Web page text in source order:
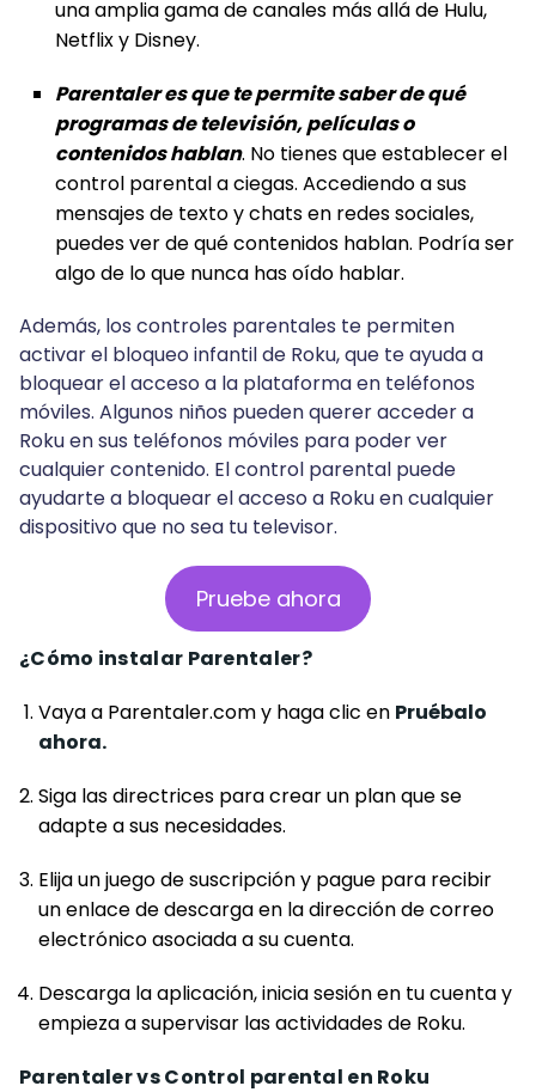
una amplia gama de canales más allá de Hulu,
Netflix y Disney.
Parentaler es que te permite saber de qué
programas de televisión, películas o
contenidos hablan. No tienes que establecer el
control parental a ciegas. Accediendo a sus
mensajes de texto y chats en redes sociales,
puedes ver de qué contenidos hablan. Podría ser
algo de lo que nunca has oído hablar.
Además, los controles parentales te permiten
activar el bloqueo infantil de Roku, que te ayuda a
bloquear el acceso a la plataforma en teléfonos
móviles. Algunos niños pueden querer acceder a
Roku en sus teléfonos móviles para poder ver
cualquier contenido. El control parental puede
ayudarte a bloquear el acceso a Roku en cualquier
dispositivo que no sea tu televisor.
Pruebe ahora
¿Cómo instalar Parentaler?
Vaya a Parentaler.com y haga clic en Pruébalo
ahora.
Siga las directrices para crear un plan que se
adapte a sus necesidades.
Elija un juego de suscripción y pague para recibir
un enlace de descarga en la dirección de correo
electrónico asociada a su cuenta.
Descarga la aplicación, inicia sesión en tu cuenta y
empieza a supervisar las actividades de Roku.
Parentaler vs Control parental en Roku